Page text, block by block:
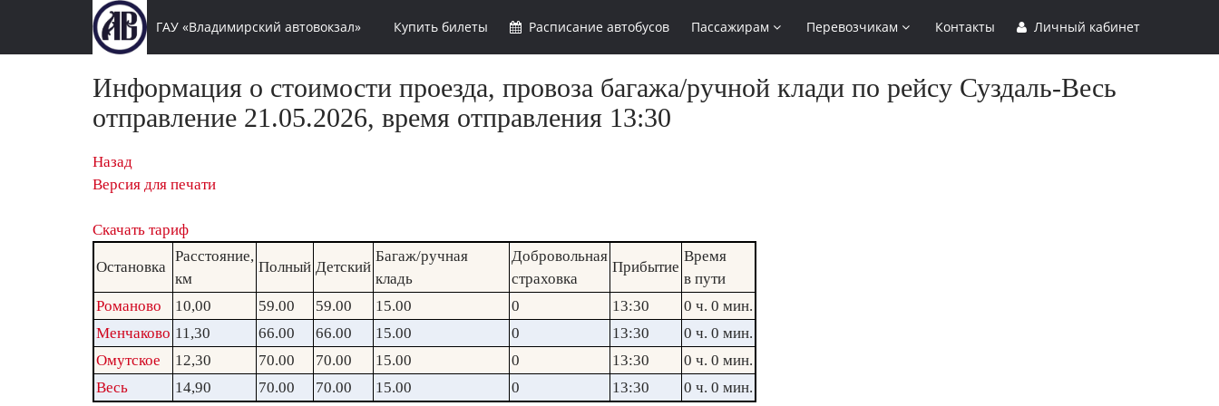
ГАУ «Владимирский автовокзал» Купить билеты Расписание автобусов Пассажирам Перевозчикам Контакты Личный кабинет
Информация о стоимости проезда, провоза багажа/ручной клади по рейсу Суздаль-Весь
отправление 21.05.2026, время отправления 13:30
Назад
Версия для печати
Скачать тариф
Остановка
Расстояние,
км
Полный Детский
Багаж/ручная
кладь
Добровольная
страховка
Прибытие
Время
в пути
Романово
10,00 59.00 59.00 15.00 0 13:30
0 ч. 0 мин.
Менчаково 11,30 66.00 66.00 15.00 0 13:30
0 ч. 0 мин.
Омутское
12,30 70.00 70.00 15.00 0 13:30
0 ч. 0 мин.
Весь
14,90 70.00 70.00 15.00 0 13:30 0 ч. 0 мин.